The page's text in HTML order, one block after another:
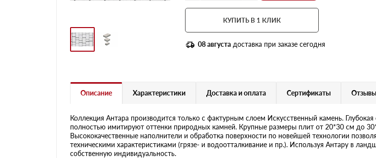
КУПИТЬ В 1 КЛИК
08 августа доставка при заказе сегодня
Описание Характеристики Доставка и оплата Сертификаты Отзывы
Коллекция Антара производится только с фактурным слоем Искусственный камень.
полностью имитируют оттенки природных камней. Крупные размеры плит от 20*30 см до
Высококачественные наполнители и обработка поверхности по новейшей технологии
техническими характеристиками (грязе- и водоотталкивание и пр.). Используя Антару в
собственную индивидуальность.